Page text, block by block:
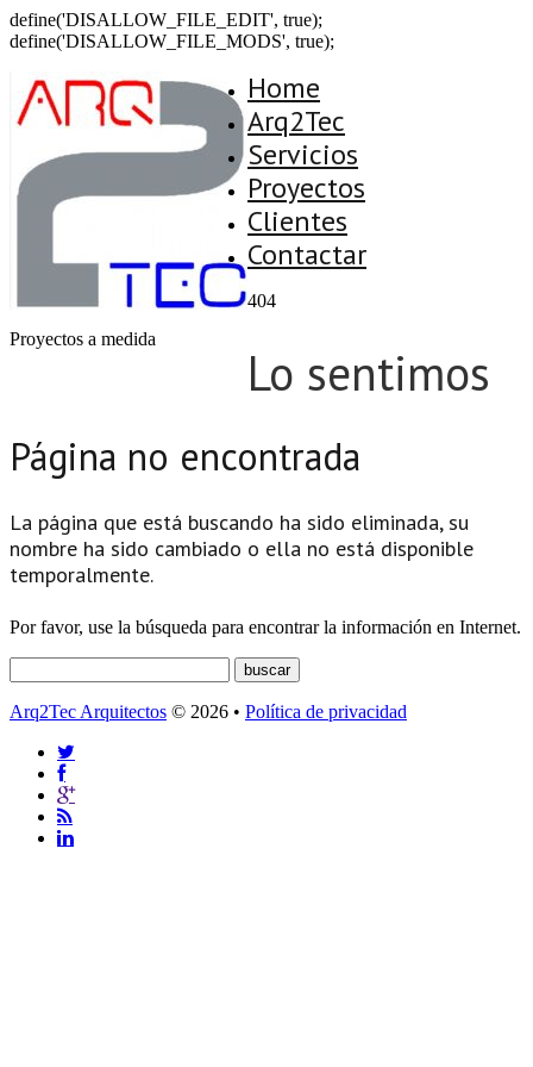
define('DISALLOW_FILE_EDIT', true);
define('DISALLOW_FILE_MODS', true);
Proyectos a medida
Home
Arq2Tec
Servicios
Proyectos
Clientes
Contactar
404
Lo sentimos
Página no encontrada
La página que está buscando ha sido eliminada, su
nombre ha sido cambiado o ella no está disponible
temporalmente.
Por favor, use la búsqueda para encontrar la información en Internet.
Arq2Tec Arquitectos © 2026 • Política de privacidad